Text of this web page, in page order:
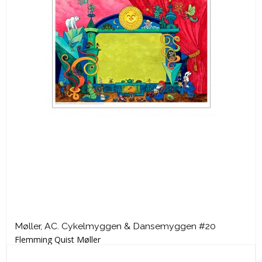
Møller, AC. Cykelmyggen & Dansemyggen #20
Flemming Quist Møller